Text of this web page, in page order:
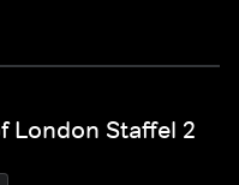
London Staffel 2